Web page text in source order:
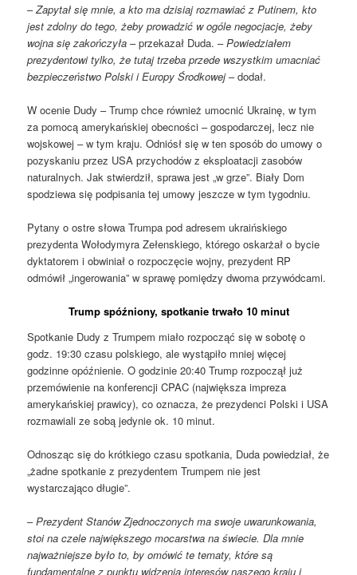
–Zapytał się mnie, a kto ma dzisiaj rozmawiać z Putinem, kto
jest zdolny do tego, żeby prowadzić w ogóle negocjacje, żeby
wojna się zakończyła – przekazał Duda. –Powiedziałem
prezydentowi tylko, że tutaj trzeba przede wszystkim umacniać
bezpieczeństwo Polski i Europy Środkowej– dodał.
W ocenie Dudy – Trump chce również umocnić Ukrainę, w tym
za pomocą amerykańskiej obecności – gospodarczej, lecz nie
wojskowej – w tym kraju. Odniósł się w ten sposób do umowy o
pozyskaniu przez USA przychodów z eksploatacji zasobów
naturalnych. Jak stwierdził, sprawa jest „w grze”. Biały Dom
spodziewa się podpisania tej umowy jeszcze w tym tygodniu.
Pytany o ostre słowa Trumpa pod adresem ukraińskiego
prezydenta Wołodymyra Zełenskiego, którego oskarżał o bycie
dyktatorem i obwiniał o rozpoczęcie wojny, prezydent RP
odmówił „ingerowania” w sprawę pomiędzy dwoma przywódcami.
Trump spóźniony, spotkanie trwało 10 minut
Spotkanie Dudy z Trumpem miało rozpocząć się w sobotę o
godz. 19:30 czasu polskiego, ale wystąpiło mniej więcej
godzinne opóźnienie. O godzinie 20:40 Trump rozpoczął już
przemówienie na konferencji CPAC (największa impreza
amerykańskiej prawicy), co oznacza, że prezydenci Polski i USA
rozmawiali ze sobą jedynie ok. 10 minut.
Odnosząc się do krótkiego czasu spotkania, Duda powiedział, że
„żadne spotkanie z prezydentem Trumpem nie jest
wystarczająco długie”.
–Prezydent Stanów Zjednoczonych ma swoje uwarunkowania,
stoi na czele największego mocarstwa na świecie. Dla mnie
najważniejsze było to, by omówić te tematy, które są
fundamentalne z punktu widzenia interesów naszego kraju i